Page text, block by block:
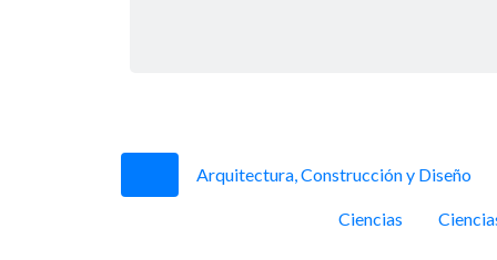
Arquitectura, Construcción y Diseño
Ciencias